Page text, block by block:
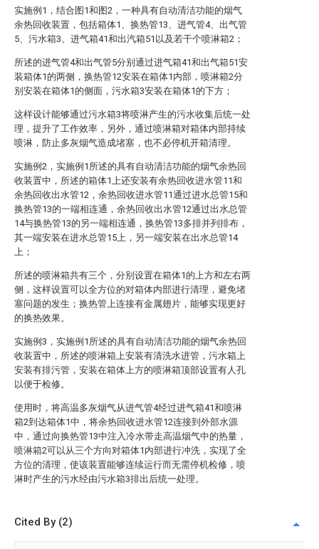
实施例1，结合图1和图2，一种具有自动清洁功能的烟气
余热回收装置，包括箱体1、换热管13、进气管4、出气管
5、污水箱3、进气箱41和出汽箱51以及若干个喷淋箱2；
所述的进气管4和出气管5分别通过进气箱41和出气箱51安
装箱体1的两侧，换热管12安装在箱体1内部，喷淋箱2分
别安装在箱体1的侧面，污水箱3安装在箱体1的下方；
这样设计能够通过污水箱3将喷淋产生的污水收集后统一处
理，提升了工作效率，另外，通过喷淋箱对箱体内部持续
喷淋，防止多灰烟气造成堵塞，也不必停机开箱清理。
实施例2，实施例1所述的具有自动清洁功能的烟气余热回
收装置中，所述的箱体1上还安装有余热回收进水管11和
余热回收出水管12，余热回收进水管11通过进水总管15和
换热管13的一端相连通，余热回收出水管12通过出水总管
14与换热管13的另一端相连通，换热管13多排并列排布，
其一端安装在进水总管15上，另一端安装在出水总管14
上；
所述的喷淋箱共有三个，分别设置在箱体1的上方和左右两
侧，这样设置可以全方位的对箱体内部进行清理，避免堵
塞问题的发生；换热管上连接有金属翅片，能够实现更好
的换热效果。
实施例3，实施例1所述的具有自动清洁功能的烟气余热回
收装置中，所述的喷淋箱上安装有清洗水进管，污水箱上
安装有排污管，安装在箱体上方的喷淋箱顶部设置有人孔
以便于检修。
使用时，将高温多灰烟气从进气管4经过进气箱41和喷淋
箱2到达箱体1中，将余热回收进水管12连接到外部水源
中，通过向换热管13中注入冷水带走高温烟气中的热量，
喷淋箱2可以从三个方向对箱体1内部进行冲洗，实现了全
方位的清理，使该装置能够连续运行而无需停机检修，喷
淋时产生的污水经由污水箱3排出后统一处理。
Cited By (2)